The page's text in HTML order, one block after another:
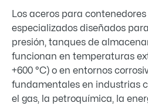
Los aceros para
especializados diseñados
presión, tanques de
funcionan en temperaturas
+600 °C) o en entornos
fundamentales en industrias
el gas, la petroquímica, la